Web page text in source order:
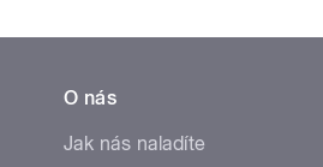
O nás
Jak nás naladíte